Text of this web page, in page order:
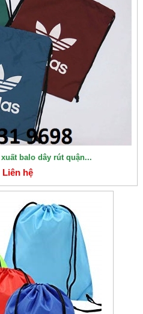
balo dây rút quận...
Liên hệ